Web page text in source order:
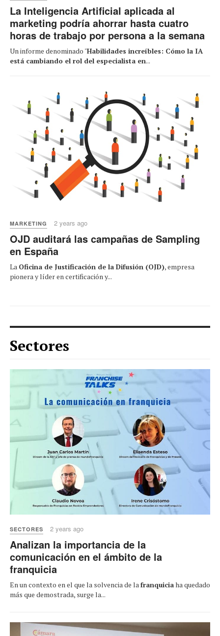
La Inteligencia Artificial aplicada al
marketing podría ahorrar hasta cuatro
horas de trabajo por persona a la semana
Un informe denominado "Habilidades increíbles: Cómo la IA
está cambiando el rol del especialista en...
MARKETING 2 years ago
OJD auditará las campañas de Sampling
en España
La Oficina de Justificación de la Difusión (OJD), empresa
pionera y líder en certificación y...
Sectores
SECTORES 2 years ago
Analizan la importancia de la
comunicación en el ámbito de la
franquicia
En un contexto en el que la solvencia de lafranquiciaha quedado
más que demostrada, surge la...